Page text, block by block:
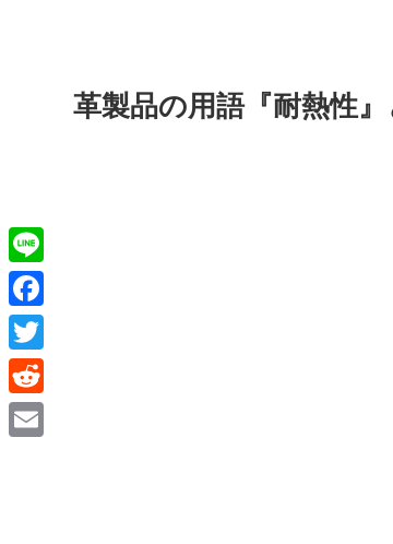
革製品の用語『耐熱性』
L
i
n
e
F
a
c
e
T
w
i
R